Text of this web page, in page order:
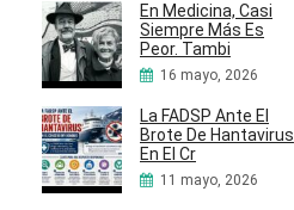
En Medicina, Casi
Siempre Más Es
Peor. Tambi
16 mayo, 2026
La FADSP Ante El
Brote De Hantavirus
En El Cr
11 mayo, 2026